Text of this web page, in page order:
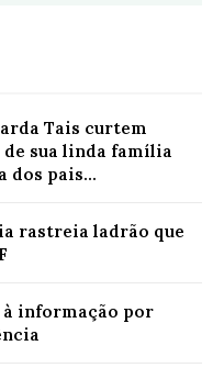
Tais curtem
sua linda família
dos pais...
rastreia ladrão que
à informação por